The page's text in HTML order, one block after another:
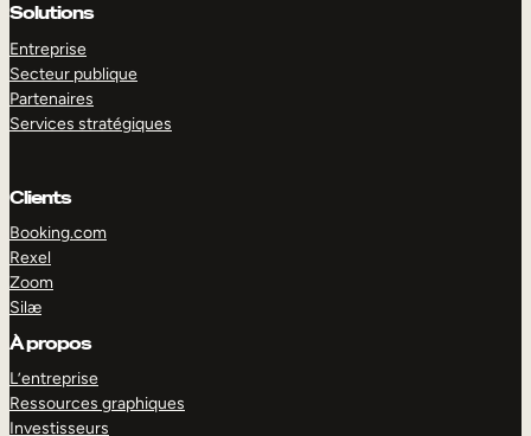
Solutions
Entreprise
Secteur publique
Partenaires
Services stratégiques
Clients
Booking.com
Rexel
Zoom
Silæ
À propos
L’entreprise
Ressources graphiques
Investisseurs